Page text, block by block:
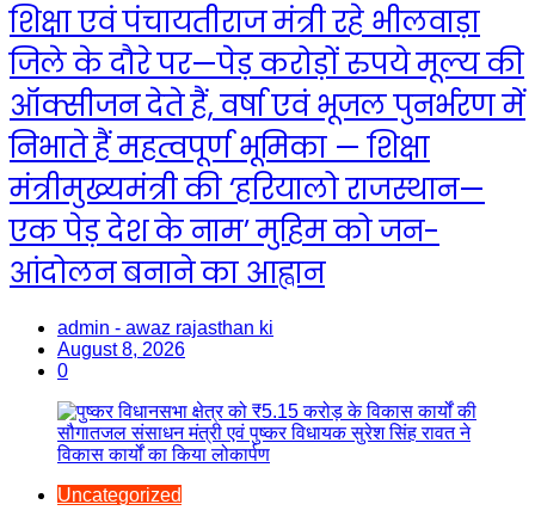
शिक्षा एवं पंचायतीराज मंत्री रहे भीलवाड़ा
जिले के दौरे पर—पेड़ करोड़ों रुपये मूल्य की
ऑक्सीजन देते हैं, वर्षा एवं भूजल पुनर्भरण में
निभाते हैं महत्वपूर्ण भूमिका — शिक्षा
मंत्रीमुख्यमंत्री की ‘हरियालो राजस्थान—
एक पेड़ देश के नाम’ मुहिम को जन-
आंदोलन बनाने का आह्वान
admin - awaz rajasthan ki
August 8, 2026
0
Uncategorized